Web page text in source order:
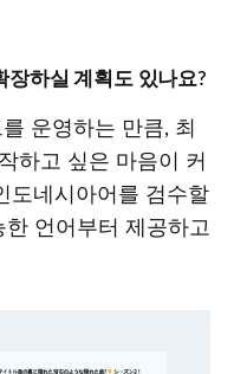
장하실 계획도 있나요?
운영하는 만큼, 최
하고 싶은 마음이 커
도네시아어를 검수할
언어부터 제공하고